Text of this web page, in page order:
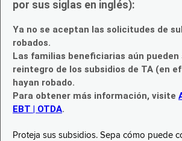
por sus siglas en inglés):
Ya no se aceptan las solicitudes de
robados.
Las familias beneficiarias aún
reintegro de los subsidios de TA (en
hayan robado.
Para obtener más información, visite
EBT | OTDA.
Proteja sus subsidios. Sepa cómo puede